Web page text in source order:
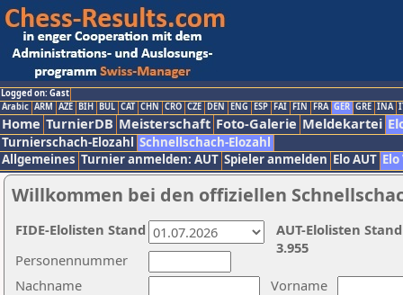
Logged on: Gast
Arabic ARM AZE BIH BUL CAT CHN CRO CZE DEN ENG ESP FAI FIN FRA GER GRE INA
Home TurnierDB Meisterschaft Foto-Galerie Meldekartei
Turnierschach-Elozahl Schnellschach-Elozahl
Allgemeines Turnier anmelden: AUT Spieler anmelden Elo AUT
Willkommen bei den offiziellen
Nachname
Vorname
Personennummer
AUT-Elolisten
3.955
FIDE-Elolisten Stand